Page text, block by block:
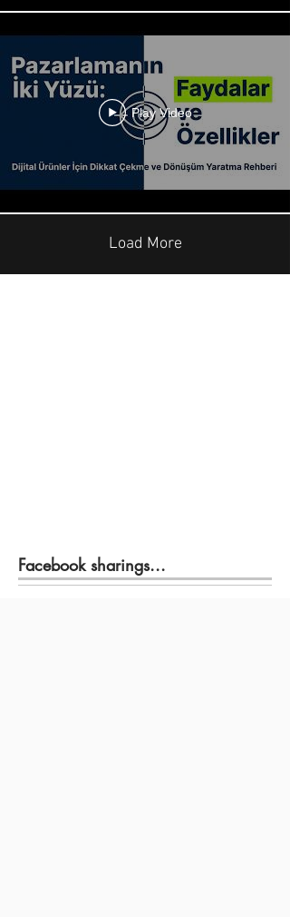
Play Video
Load More
Facebook sharings...